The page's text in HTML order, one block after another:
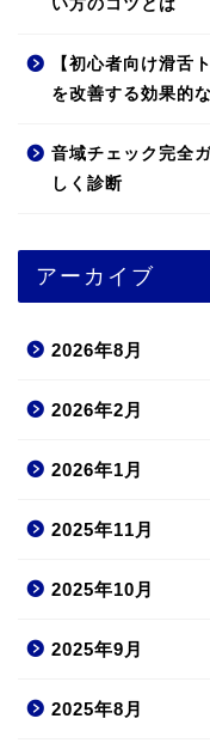
い方のコツとは
【初心者向け滑舌
を改善する効果的
音域チェック完全
しく診断
アーカイブ
2026年8月
2026年2月
2026年1月
2025年11月
2025年10月
2025年9月
2025年8月